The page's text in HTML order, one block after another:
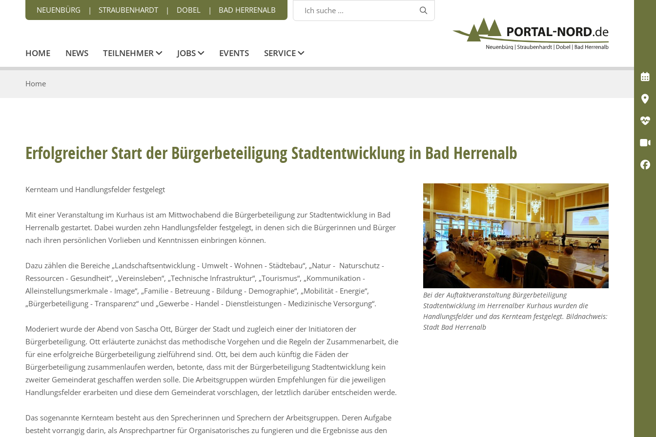
NEUENBÜRG | STRAUBENHARDT | DOBEL | BAD HERRENALB 
HOME NEWS TEILNEHMER JOBS EVENTS SERVICE
Home
Erfolgreicher Start der Bürgerbeteiligung Stadtentwicklung in Bad Herrenalb
Kernteam und Handlungsfelder festgelegt
Mit einer Veranstaltung im Kurhaus ist am Mittwochabend die Bürgerbeteiligung zur Stadtentwicklung in Bad
Herrenalb gestartet. Dabei wurden zehn Handlungsfelder festgelegt, in denen sich die Bürgerinnen und Bürger
nach ihren persönlichen Vorlieben und Kenntnissen einbringen können.
Dazu zählen die Bereiche „Landschaftsentwicklung - Umwelt - Wohnen - Städtebau“, „Natur - Naturschutz -
Ressourcen - Gesundheit“, „Vereinsleben“, „Technische Infrastruktur“, „Tourismus“, „Kommunikation -
Alleinstellungsmerkmale - Image“, „Familie - Betreuung - Bildung - Demographie“, „Mobilität - Energie“,
„Bürgerbeteiligung - Transparenz“ und „Gewerbe - Handel - Dienstleistungen - Medizinische Versorgung“.
Moderiert wurde der Abend von Sascha Ott, Bürger der Stadt und zugleich einer der Initiatoren der
Bürgerbeteiligung. Ott erläuterte zunächst das methodische Vorgehen und die Regeln der Zusammenarbeit, die
für eine erfolgreiche Bürgerbeteiligung zielführend sind. Ott, bei dem auch künftig die Fäden der
Bürgerbeteiligung zusammenlaufen werden, betonte, dass mit der Bürgerbeteiligung Stadtentwicklung kein
zweiter Gemeinderat geschaffen werden solle. Die Arbeitsgruppen würden Empfehlungen für die jeweiligen
Handlungsfelder erarbeiten und diese dem Gemeinderat vorschlagen, der letztlich darüber entscheiden werde.
Das sogenannte Kernteam besteht aus den Sprecherinnen und Sprechern der Arbeitsgruppen. Deren Aufgabe
besteht vorrangig darin, als Ansprechpartner für Organisatorisches zu fungieren und die Ergebnisse aus den
Bei der Auftaktveranstaltung Bürgerbeteiligung
Stadtentwicklung im Herrenalber Kurhaus wurden die
Handlungsfelder und das Kernteam festgelegt. Bildnachweis:
Stadt Bad Herrenalb




